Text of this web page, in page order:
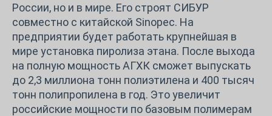
России, но и в мире. Его строят СИБУР
совместно с китайской Sinopec. На
предприятии будет работать крупнейшая в
мире установка пиролиза этана. После выхода
на полную мощность АГХК сможет выпускать
до 2,3 миллиона тонн полиэтилена и 400 тысяч
тонн полипропилена в год. Это увеличит
российские мощности по базовым полимерам